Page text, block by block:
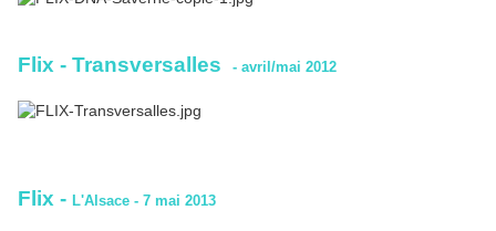
Flix - Transversalles - avril/mai 2012
Flix - L'Alsace - 7 mai 2013